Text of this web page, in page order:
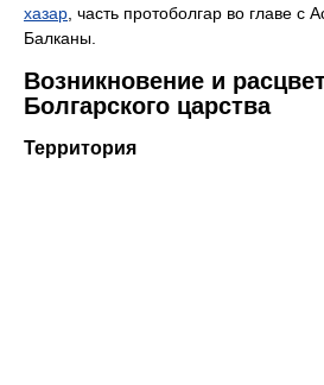
хазар, часть протоболгар во главе с
Балканы.
Возникновение и
Болгарского царства
Территория